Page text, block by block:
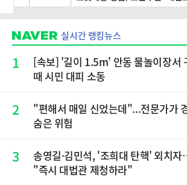
실시간 랭킹뉴스
1
[속보] '길이 1.5m' 안동 물놀이장서
때 시민 대피 소동
2
"편해서 매일 신었는데"...전문가가
숨은 위험
3
송영길·김민석, '조희대 탄핵' 외치
"즉시 대법관 제청하라"